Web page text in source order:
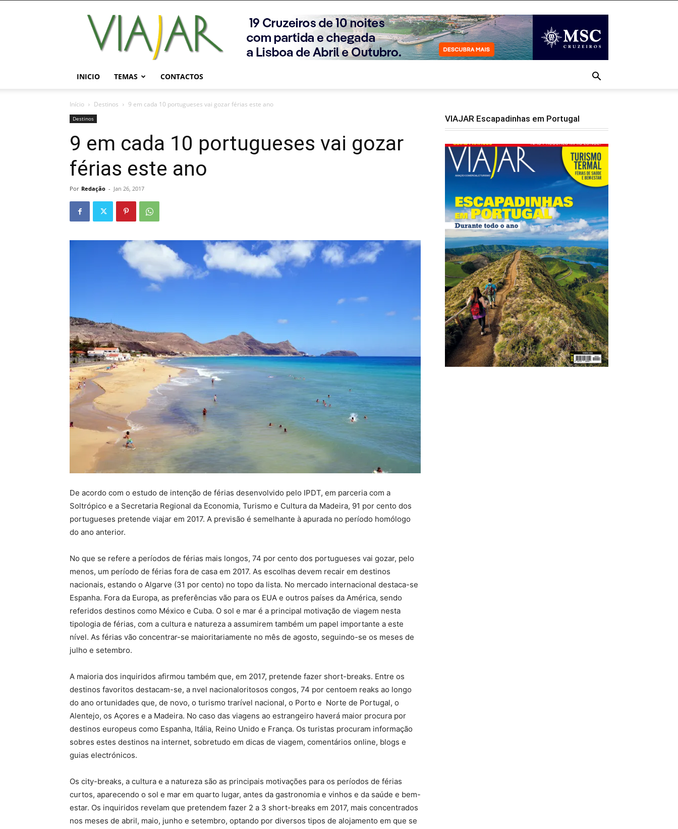
Viajar
Magazine
Online
INICIO TEMAS CONTACTOS
Início Destinos 9 em cada 10 portugueses vai gozar férias este ano
Destinos
9 em cada 10 portugueses vai gozar
férias este ano
Por Redação - Jan 26, 2017
De acordo com o estudo de intenção de férias desenvolvido pelo IPDT, em parceria com a
Soltrópico e a Secretaria Regional da Economia, Turismo e Cultura da Madeira, 91 por cento dos
portugueses pretende viajar em 2017. A previsão é semelhante à apurada no período homólogo
do ano anterior.
No que se refere a períodos de férias mais longos, 74 por cento dos portugueses vai gozar, pelo
menos, um período de férias fora de casa em 2017. As escolhas devem recair em destinos
nacionais, estando o Algarve (31 por cento) no topo da lista. No mercado internacional destaca-se
Espanha. Fora da Europa, as preferências vão para os EUA e outros países da América, sendo
referidos destinos como México e Cuba. O sol e mar é a principal motivação de viagem nesta
tipologia de férias, com a cultura e natureza a assumirem também um papel importante a este
nível. As férias vão concentrar-se maioritariamente no mês de agosto, seguindo-se os meses de
julho e setembro.
A maioria dos inquiridos afirmou também que, em 2017, pretende fazer short-breaks. Entre os
destinos favoritos destacam-se, a nvel nacionaloritosos congos, 74 por centoem reaks ao longo
do ano ortunidades que, de novo, o turismo trarível nacional, o Porto e Norte de Portugal, o
Alentejo, os Açores e a Madeira. No caso das viagens ao estrangeiro haverá maior procura por
destinos europeus como Espanha, Itália, Reino Unido e França. Os turistas procuram informação
sobres estes destinos na internet, sobretudo em dicas de viagem, comentários online, blogs e
guias electrónicos.
Os city-breaks, a cultura e a natureza são as principais motivações para os períodos de férias
curtos, aparecendo o sol e mar em quarto lugar, antes da gastronomia e vinhos e da saúde e bem-
estar. Os inquiridos revelam que pretendem fazer 2 a 3 short-breaks em 2017, mais concentrados
nos meses de abril, maio, junho e setembro, optando por diversos tipos de alojamento em que se
VIAJAR Escapadinhas em Portugal